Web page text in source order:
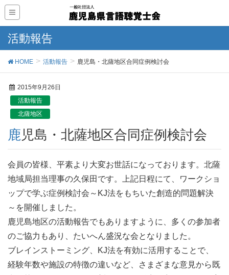
活動報告
HOME 活動報告 鹿児島・北薩地区合同症例検討会
2015年9月26日
活動報告
北薩地区
鹿児島・北薩地区合同症例検討会
会員の皆様、平素より大変お世話になっております。北薩
地域局担当理事の久保田です。上記日程にて、ワークショ
ップで学ぶ症例検討会～KJ法をもちいた創造的問題解決
～を開催しました。
鹿児島地区の活動報告でもありますように、多くの参加者
のご協力もあり、たいへん盛況な会となりました。
ブレインストーミング、KJ法を有効に活用することで、
経験年数や施設の特徴の違いなど、さまざまな意見から既